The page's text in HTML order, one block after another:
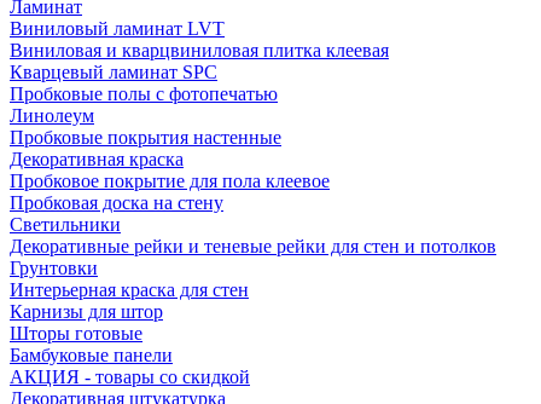
Ламинат
Виниловый ламинат LVT
Виниловая и кварцвиниловая плитка клеевая
Кварцевый ламинат SPC
Пробковые полы с фотопечатью
Линолеум
Пробковые покрытия настенные
Декоративная краска
Пробковое покрытие для пола клеевое
Пробковая доска на стену
Светильники
Декоративные рейки и теневые рейки для стен и потолков
Грунтовки
Интерьерная краска для стен
Карнизы для штор
Шторы готовые
Бамбуковые панели
АКЦИЯ - товары со скидкой
Декоративная штукатурка